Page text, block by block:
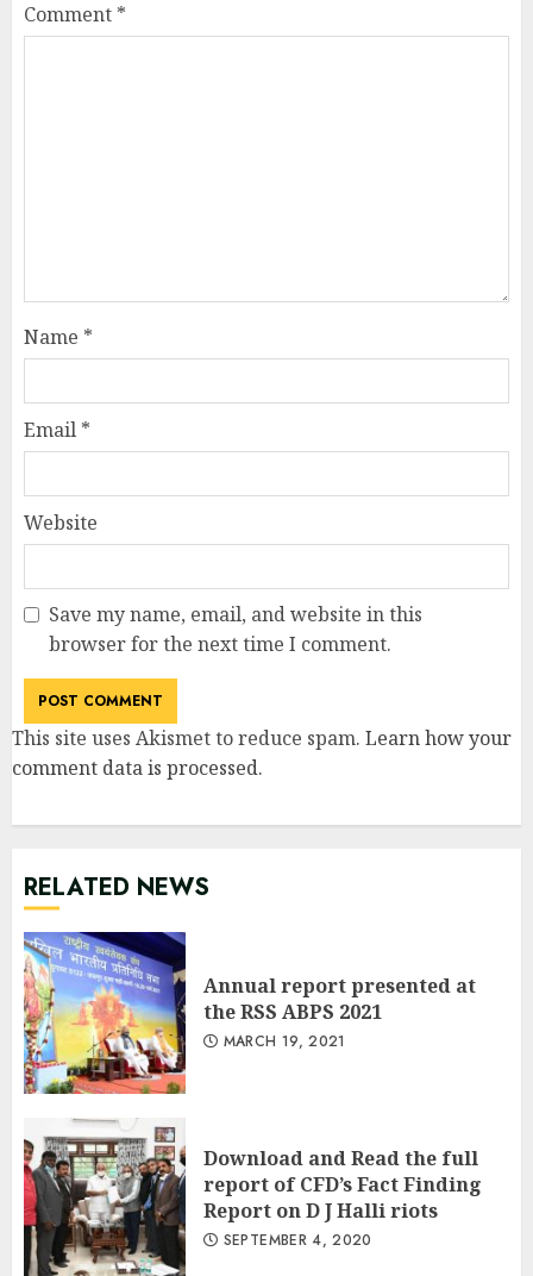
Comment *
Name *
Email *
Website
Save my name, email, and website in this
browser for the next time I comment.
This site uses Akismet to reduce spam. Learn how your
comment data is processed.
RELATED NEWS
Annual report presented at
the RSS ABPS 2021
MARCH 19, 2021
Download and Read the full
report of CFD’s Fact Finding
Report on D J Halli riots
SEPTEMBER 4, 2020